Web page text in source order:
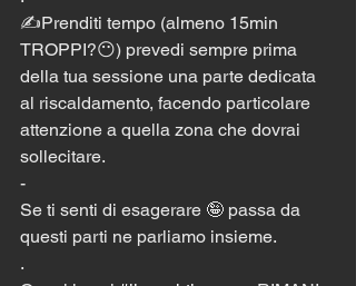
✍️Prenditi tempo (almeno 15min
TROPPI?😶) prevedi sempre prima
della tua sessione una parte dedicata
al riscaldamento, facendo particolare
attenzione a quella zona che dovrai
sollecitare.
-
Se ti senti di esagerare 🤪 passa da
questi parti ne parliamo insieme.
.